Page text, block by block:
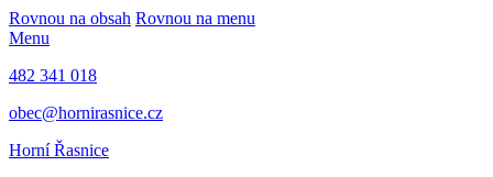
Rovnou na obsah Rovnou na menu
Menu
482 341 018
obec@hornirasnice.cz
Horní Řasnice